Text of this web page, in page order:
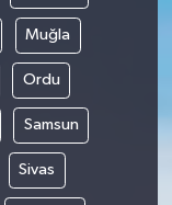
Muğla
Ordu
Samsun
Sivas